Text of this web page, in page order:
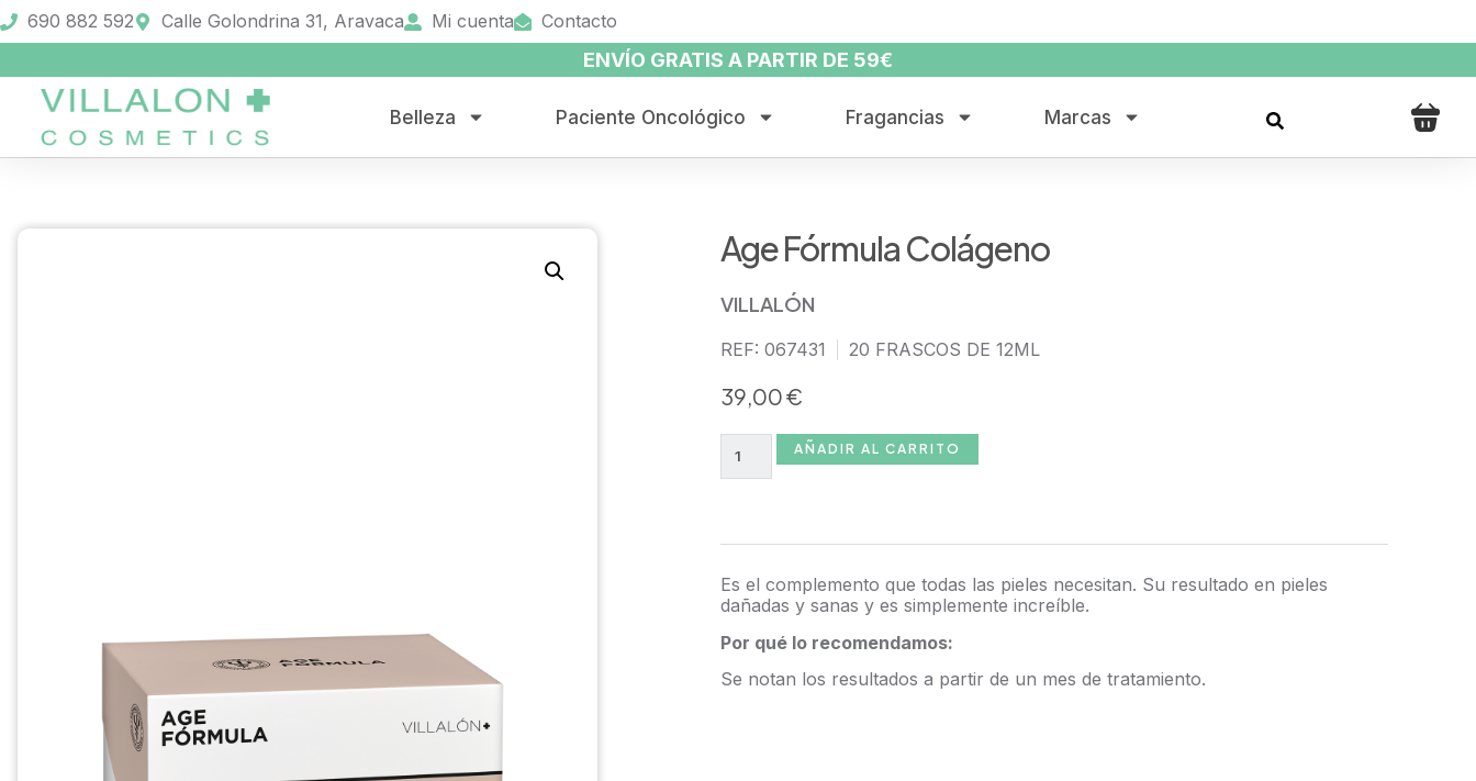
690 882 592 Calle Golondrina 31, Aravaca Mi cuenta Contacto
ENVÍO GRATIS A PARTIR DE 59€
Belleza Paciente Oncológico Fragancias Marcas
Age Fórmula Colágeno
VILLALÓN
REF: 067431 20 FRASCOS DE 12ML
39,00€
AÑADIR AL CARRITO
Es el complemento que todas las pieles necesitan. Su resultado en pieles
dañadas y sanas y es simplemente increíble.
Por qué lo recomendamos:
Se notan los resultados a partir de un mes de tratamiento.